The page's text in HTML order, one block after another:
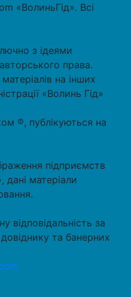
«ВолиньГід». Всі
з ідеями
права.
на інших
«Волинь Гід»
℗, публікуються на
підприємств
дані матеріали
відповідальність за
та банерних